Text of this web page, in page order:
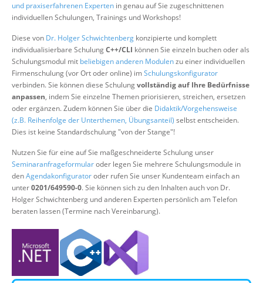
Wissen
Suche
und praxiserfahrenen Experten in genau auf Sie zugeschnittenen
individuellen Schulungen, Trainings und Workshops!
Diese von Dr. Holger Schwichtenberg konzipierte und komplett
individualisierbare SchulungC++/CLI können Sie einzeln buchen oder als
Schulungsmodul mit beliebigen anderen Modulenzu einer individuellen
Firmenschulung (vor Ort oder online) imSchulungskonfigurator
verbinden. Sie können diese Schulungvollständig auf Ihre Bedürfnisse
anpassen, indem Sie einzelne Themen priorisieren, streichen, ersetzen
oder ergänzen. Zudem können Sie über die Didaktik/Vorgehensweise
(z.B. Reihenfolge der Unterthemen, Übungsanteil) selbst entscheiden.
Dies ist keine Standardschulung "von der Stange"!
Nutzen Sie für eine auf Sie maßgeschneiderte Schulung unser
Seminaranfrageformularoder legen Sie mehrere Schulungsmodule in
denAgendakonfiguratoroder rufen Sie unser Kundenteam einfach an
unter0201/649590-0. Sie können sich zu den Inhalten auch von Dr.
Holger Schwichtenberg und anderen Experten persönlich am Telefon
beraten lassen (Termine nach Vereinbarung).